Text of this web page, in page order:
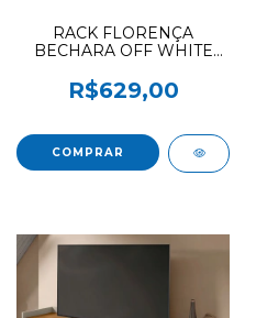
RACK FLORENÇA
BECHARA OFF WHITE
R$629,00